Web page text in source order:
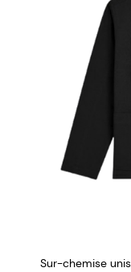
Sur-chemise